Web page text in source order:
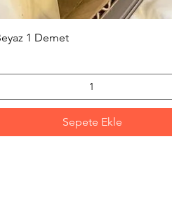
1 Demet
Sepete Ekle